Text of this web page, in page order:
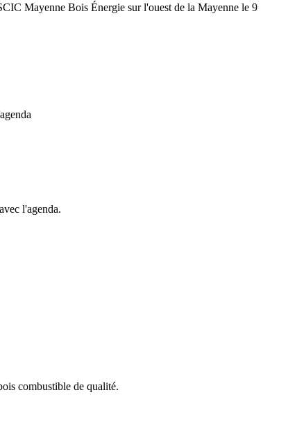
Mayenne Bois Énergie sur l'ouest de la Mayenne le 9
l'agenda.
combustible de qualité.